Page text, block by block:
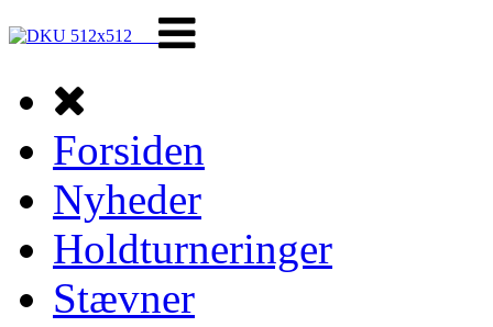
Forsiden
Nyheder
Holdturneringer
Stævner